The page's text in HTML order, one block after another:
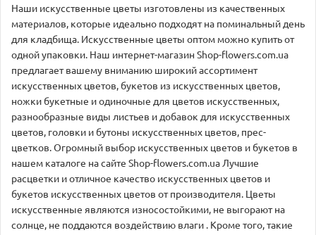
Наши искусственные цветы изготовлены из качественных
материалов, которые идеально подходят на поминальный день
для кладбища. Искусственные цветы оптом можно купить от
одной упаковки. Наш интернет-магазин Shop-flowers.com.ua
предлагает вашему вниманию широкий ассортимент
искусственных цветов, букетов из искусственных цветов,
ножки букетные и одиночные для цветов искусственных,
разнообразные виды листьев и добавок для искусственных
цветов, головки и бутоны искусственных цветов, прес-
цветков. Огромный выбор искусственных цветов и букетов в
нашем каталоге на сайте Shop-flowers.com.ua Лучшие
расцветки и отличное качество искусственных цветов и
букетов искусственных цветов от производителя. Цветы
искусственные являются износостойкими, не выгорают на
солнце, не поддаются воздействию влаги . Кроме того, такие